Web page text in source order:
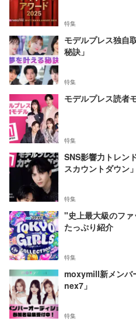
特集
モデルプレス独自
秘訣」
特集
モデルプレス読者
特集
SNS影響力トレン
スカウントダウン」
特集
"史上最大級のフ
たっぷり紹介
特集
moxymill新メンバ
nex7」
特集